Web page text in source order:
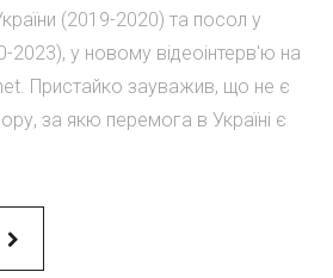
(2019-2020) та посол у
2023), у новому відеоінтерв'ю на
Пристайко зауважив, що не є
за якю перемога в Україні є